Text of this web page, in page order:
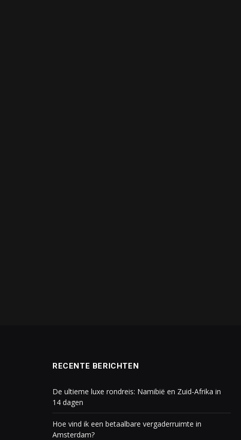
RECENTE BERICHTEN
De ultieme luxe rondreis: Namibië en Zuid-Afrika in
14 dagen
Hoe vind ik een betaalbare vergaderruimte in
Amsterdam?